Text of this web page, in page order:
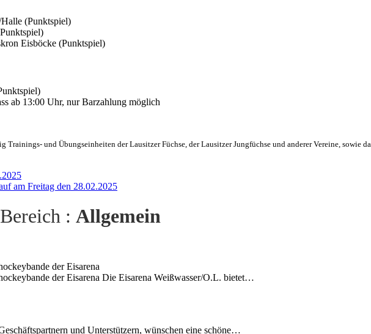
(Punktspiel)
Eisböcke (Punktspiel)
ab 13:00 Uhr, nur Barzahlung möglich
Trainings- und Übungseinheiten der Lausitzer Füchse, der Lausitzer Jungfüchse und anderer Vereine,
am Freitag den 28.02.2025
: Allgemein
der Eisarena
der Eisarena Die Eisarena Weißwasser/O.L. bietet…
und Unterstützern, wünschen eine schöne…